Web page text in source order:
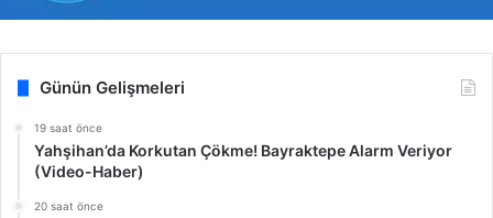
Günün Gelişmeleri
19 saat önce
Yahşihan’da Korkutan Çökme! Bayraktepe Alarm Veriyor
(Video-Haber)
20 saat önce